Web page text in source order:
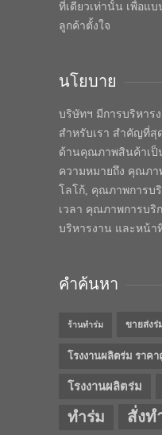
ที่เดียวเท่านั้น เพื่อแ
ลูกค้าตั้งใจ
นโยบาย
บริษัทฯ มีการบริหาร
สำหรับเรา สำคัญที่สุ
ด้านคุณภาพสินค้าเ
ความหมายถึง คุณภ
โลโก้, คุณภาพการบ
เวลา คุณภาพการบริ
บริหารงาน และหน้า
คำค้นหา
ร้านทำร่ม ขายส่งร่
โรงงานผลิตร่ม ราคา
โรงงานผลิตร่ม
ทำร่ม สั่งท